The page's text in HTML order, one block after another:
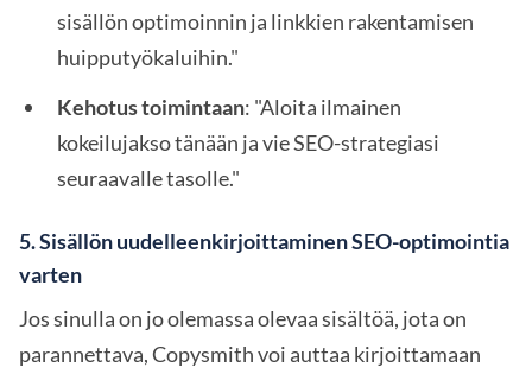
sisällön optimoinnin ja linkkien rakentamisen
huipputyökaluihin."
Kehotus toimintaan: "Aloita ilmainen
kokeilujakso tänään ja vie SEO-strategiasi
seuraavalle tasolle."
5.Sisällön uudelleenkirjoittaminen SEO-optimointia
varten
Jos sinulla on jo olemassa olevaa sisältöä, jota on
parannettava, Copysmith voi auttaa kirjoittamaan